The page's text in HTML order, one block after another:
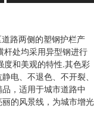
路两侧的塑钢护栏产
杆处均采用异型钢进行
度和美观的特性.其色彩
电、不退色、不开裂、
，适用于城市道路中
的风景线，为城市增光